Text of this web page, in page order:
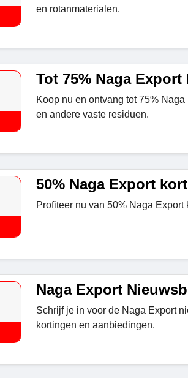
en rotanmaterialen.
Tot 75% Naga Export
Koop nu en ontvang tot 75%
en andere vaste residuen.
50% Naga Export
Profiteer nu van 50% Naga Export
Naga Export
Schrijf je in voor de Naga Export
kortingen en aanbiedingen.